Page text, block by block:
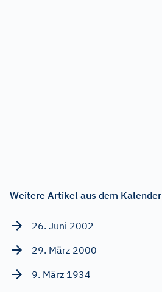
Weitere Artikel aus dem Kalender
26. Juni 2002
29. März 2000
9. März 1934